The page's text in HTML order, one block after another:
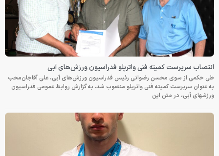
انتصاب سرپرست کمیته فنی واترپلو فدراسیون ورزش‌های آبی
طی حکمی از سوی محسن رضوانی رئیس فدراسیون ورزش‌های آبی، علی آقاجان‌محب
به عنوان سرپرست کمیته فنی واترپلو منصوب شد. به گزارش روابط عمومی فدراسیون
ورزشهای آبی، در متن این